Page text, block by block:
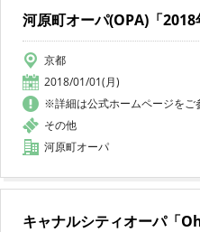
河原町オーパ(OPA)「2018
京都
2018/01/01(月)
※詳細は公式ホームページをご
その他
河原町オーパ
キャナルシティオーパ「